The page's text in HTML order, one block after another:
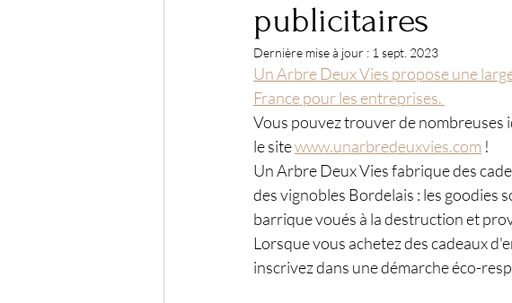
publicitaires
Dernière mise à jour : 1 sept. 2023
Un Arbre Deux Vies propose une
France pour les entreprises.
Vous pouvez trouver de nombreuses
le site www.unarbredeuxvies.com !
Un Arbre Deux Vies fabrique des
des vignobles Bordelais : les goodies
barrique voués à la destruction et
Lorsque vous achetez des cadeaux
inscrivez dans une démarche éco-